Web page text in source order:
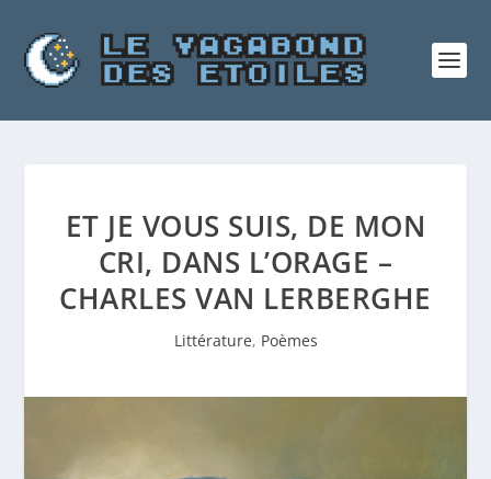
ET JE VOUS SUIS, DE MON
CRI, DANS L’ORAGE –
CHARLES VAN LERBERGHE
Littérature, Poèmes